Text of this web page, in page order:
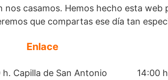
casamos. Hemos hecho esta web
que compartas ese día tan
Enlace
h. Capilla de San Antonio
14:00